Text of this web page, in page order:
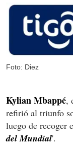
Foto: Diez
Kylian Mbappé,
refirió al triunfo
luego de recoger
del Mundial'.